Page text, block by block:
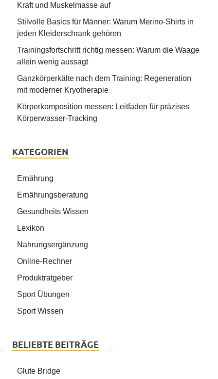
Kraft und Muskelmasse auf
Stilvolle Basics für Männer: Warum Merino-Shirts in
jeden Kleiderschrank gehören
Trainingsfortschritt richtig messen: Warum die Waage
allein wenig aussagt
Ganzkörperkälte nach dem Training: Regeneration
mit moderner Kryotherapie
Körperkomposition messen: Leitfaden für präzises
Körperwasser-Tracking
KATEGORIEN
Ernährung
Ernährungsberatung
Gesundheits Wissen
Lexikon
Nahrungsergänzung
Online-Rechner
Produktratgeber
Sport Übungen
Sport Wissen
BELIEBTE BEITRÄGE
Glute Bridge